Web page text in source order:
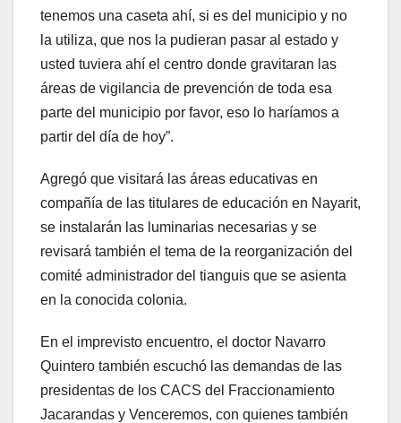
tenemos una caseta ahí, si es del municipio y no
la utiliza, que nos la pudieran pasar al estado y
usted tuviera ahí el centro donde gravitaran las
áreas de vigilancia de prevención de toda esa
parte del municipio por favor, eso lo haríamos a
partir del día de hoy”.
Agregó que visitará las áreas educativas en
compañía de las titulares de educación en Nayarit,
se instalarán las luminarias necesarias y se
revisará también el tema de la reorganización del
comité administrador del tianguis que se asienta
en la conocida colonia.
En el imprevisto encuentro, el doctor Navarro
Quintero también escuchó las demandas de las
presidentas de los CACS del Fraccionamiento
Jacarandas y Venceremos, con quienes también